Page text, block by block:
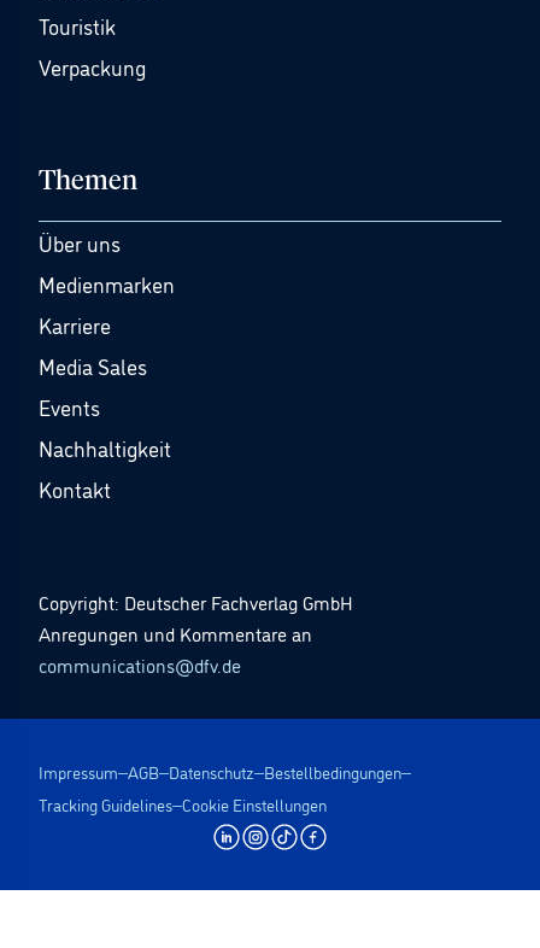
Touristik
Verpackung
Themen
Über uns
Medienmarken
Karriere
Media Sales
Events
Nachhaltigkeit
Kontakt
Copyright: Deutscher Fachverlag GmbH
Anregungen und Kommentare an
communications@dfv.de
Impressum AGB Datenschutz Bestellbedingungen
Tracking Guidelines Cookie Einstellungen